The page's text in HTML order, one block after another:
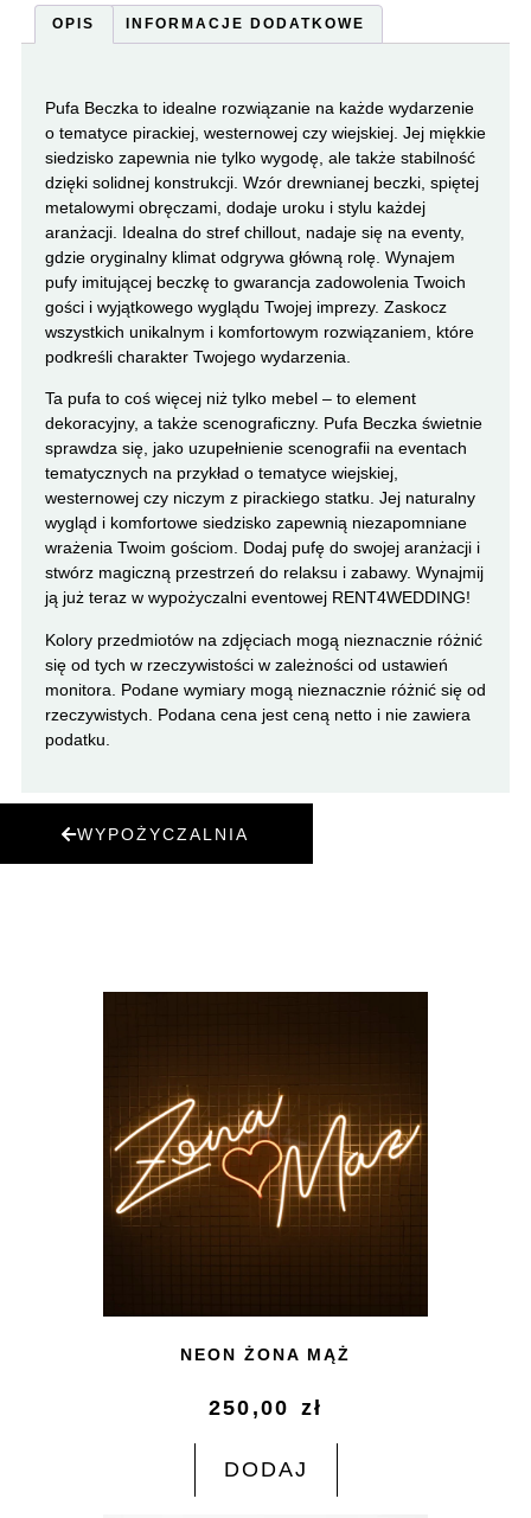
OPIS INFORMACJE DODATKOWE
Pufa Beczka to idealne rozwiązanie na każde wydarzenie
o tematyce pirackiej, westernowej czy wiejskiej. Jej miękkie
siedzisko zapewnia nie tylko wygodę, ale także stabilność
dzięki solidnej konstrukcji. Wzór drewnianej beczki, spiętej
metalowymi obręczami, dodaje uroku i stylu każdej
aranżacji. Idealna do stref chillout, nadaje się na eventy,
gdzie oryginalny klimat odgrywa główną rolę. Wynajem
pufy imitującej beczkę to gwarancja zadowolenia Twoich
gości i wyjątkowego wyglądu Twojej imprezy. Zaskocz
wszystkich unikalnym i komfortowym rozwiązaniem, które
podkreśli charakter Twojego wydarzenia.
Ta pufa to coś więcej niż tylko mebel – to element
dekoracyjny, a także scenograficzny. Pufa Beczka świetnie
sprawdza się, jako uzupełnienie scenografii na eventach
tematycznych na przykład o tematyce wiejskiej,
westernowej czy niczym z pirackiego statku. Jej naturalny
wygląd i komfortowe siedzisko zapewnią niezapomniane
wrażenia Twoim gościom. Dodaj pufę do swojej aranżacji i
stwórz magiczną przestrzeń do relaksu i zabawy. Wynajmij
ją już teraz w wypożyczalni eventowej RENT4WEDDING!
Kolory przedmiotów na zdjęciach mogą nieznacznie różnić
się od tych w rzeczywistości w zależności od ustawień
monitora. Podane wymiary mogą nieznacznie różnić się od
rzeczywistych. Podana cena jest ceną netto i nie zawiera
podatku.
WYPOŻYCZALNIA
NEON ŻONA MĄŻ
250,00 zł
DODAJ